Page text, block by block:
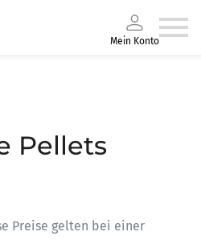
Mein Konto
Pellets
Preise gelten bei einer